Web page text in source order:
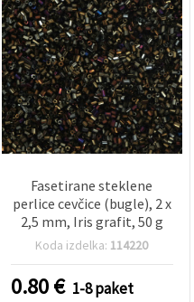
Fasetirane steklene
perlice cevčice (bugle), 2 x
2,5 mm, Iris grafit, 50 g
Koda izdelka: 114220
0.80€ 1-8 paket